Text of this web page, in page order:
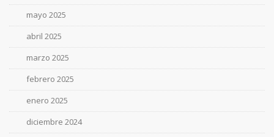
mayo 2025
abril 2025
marzo 2025
febrero 2025
enero 2025
diciembre 2024